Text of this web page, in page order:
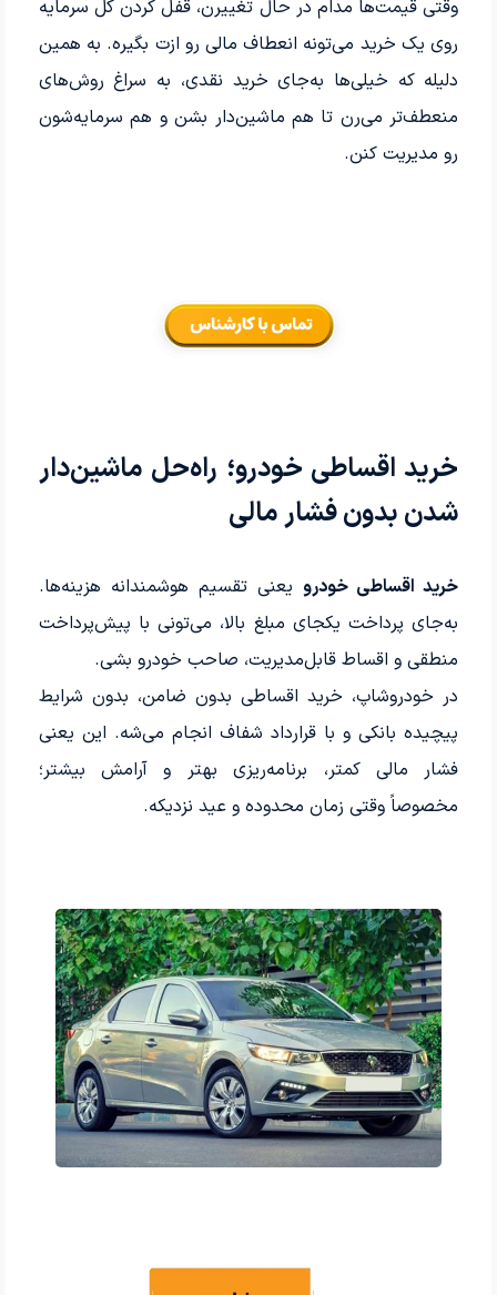
وقتی قیمت‌ها مدام در حال تغییرن، قفل کردن کل سرمایه
روی یک خرید می‌تونه انعطاف مالی رو ازت بگیره. به همین
دلیله که خیلی‌ها به‌جای خرید نقدی، به سراغ روش‌های
منعطف‌تر می‌رن تا هم ماشین‌دار بشن و هم سرمایه‌شون
رو مدیریت کنن.
خرید اقساطی خودرو؛ راه‌حل ماشین‌دار
شدن بدون فشار مالی
خرید اقساطی خودرویعنی تقسیم هوشمندانه هزینه‌ها.
به‌جای پرداخت یکجای مبلغ بالا، می‌تونی با پیش‌پرداخت
منطقی و اقساط قابل‌مدیریت، صاحب خودرو بشی.
در خودروشاپ، خرید اقساطی بدون ضامن، بدون شرایط
پیچیده بانکی و با قرارداد شفاف انجام می‌شه. این یعنی
فشار مالی کمتر، برنامه‌ریزی بهتر و آرامش بیشتر؛
مخصوصاً وقتی زمان محدوده و عید نزدیکه.